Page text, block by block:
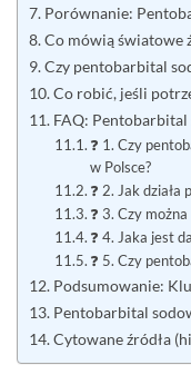
Porównanie:
Co mówią światowe
Czy pentobarbital
Co robić, jeśli
FAQ:
❓ 1. Czy
w Polsce?
❓ 2. Jak
❓ 3. Czy
❓ 4. Jaka jest
❓ 5. Czy
Podsumowanie:
Pentobarbital
Cytowane źródła